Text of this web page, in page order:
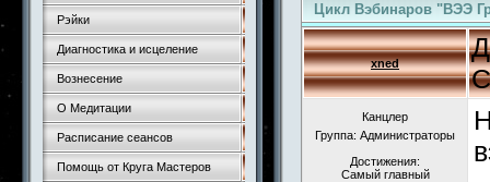
Рэйки
Диагностика и исцеление
Вознесение
О Медитации
Расписание сеансов
Помощь от Круга Мастеров
Цикл Вэбинаров "ВЭЭ
xned
Канцлер
Группа: Администраторы
Достижения:
Самый главный